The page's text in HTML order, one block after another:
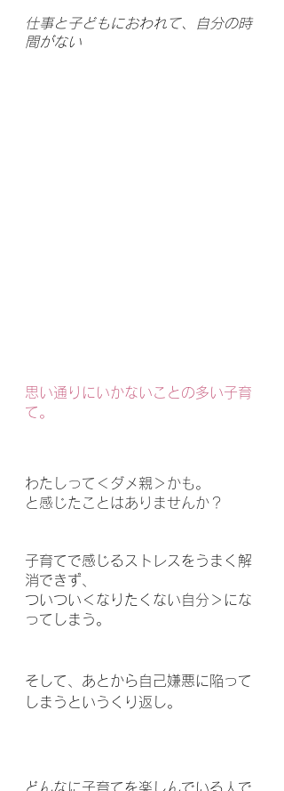
仕事と子どもにおわれて、自分の時
間がない
思い通りにいかないことの多い子育
て。
わたしって＜ダメ親＞かも。
と感じたことはありませんか？
子育てで感じるストレスをうまく解
消できず、
ついつい＜なりたくない自分＞にな
ってしまう。
そして、あとから自己嫌悪に陥って
しまうというくり返し。
どんなに子育てを楽しんでいる人で